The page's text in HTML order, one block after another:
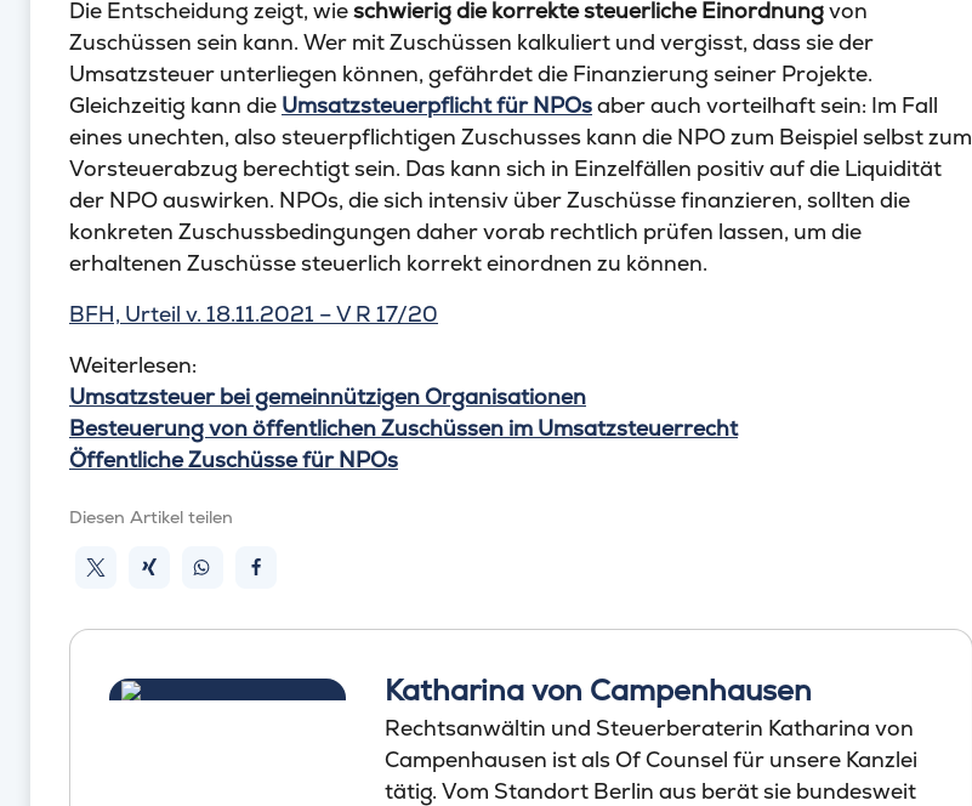
Die Entscheidung zeigt, wieschwierig die korrekte steuerliche Einordnungvon
Zuschüssen sein kann. Wer mit Zuschüssen kalkuliert und vergisst, dass sie der
Umsatzsteuer unterliegen können, gefährdet die Finanzierung seiner Projekte.
Gleichzeitig kann die Umsatzsteuerpflicht für NPOsaber auch vorteilhaft sein: Im Fall
eines unechten, also steuerpflichtigen Zuschusses kann die NPO zum Beispiel selbst zum
Vorsteuerabzug berechtigt sein. Das kann sich in Einzelfällen positiv auf die Liquidität
der NPO auswirken. NPOs, die sich intensiv über Zuschüsse finanzieren, sollten die
konkreten Zuschussbedingungen daher vorab rechtlich prüfen lassen, um die
erhaltenen Zuschüsse steuerlich korrekt einordnen zu können.
BFH, Urteil v. 18.11.2021 – V R 17/20
Weiterlesen:
Umsatzsteuer bei gemeinnützigen Organisationen
Besteuerung von öffentlichen Zuschüssen im Umsatzsteuerrecht
Öffentliche Zuschüsse für NPOs
Diesen Artikel teilen
Katharina von Campenhausen
Rechtsanwältin und Steuerberaterin Katharina von
Campenhausen ist als Of Counsel für unsere Kanzlei
tätig. Vom Standort Berlin aus berät sie bundesweit